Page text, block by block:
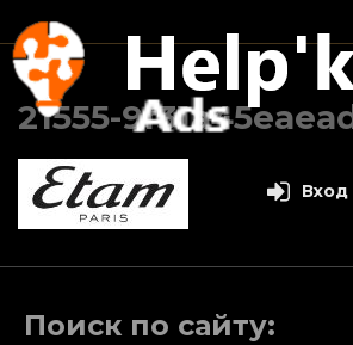
Перейти
содержимому
21555-
Поиск по сайту:
Вход